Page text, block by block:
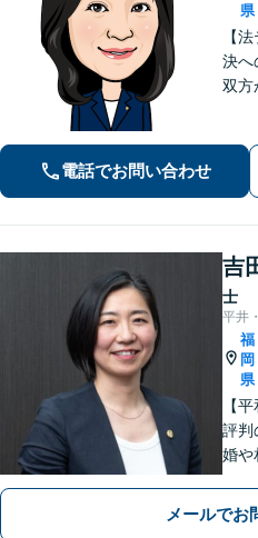
県
【
決へ
双方
債
発
電話でお問い合わせ
吉
士
平井
福
岡
県
【
評判
婚や
の
り添
メールでお